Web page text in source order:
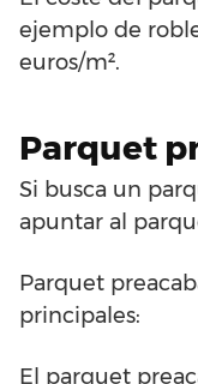
ejemplo de
euros/m².
Parquet
Si busca un
apuntar al
Parquet
principales:
El parquet